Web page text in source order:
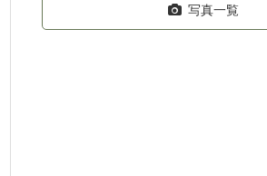
写真一覧